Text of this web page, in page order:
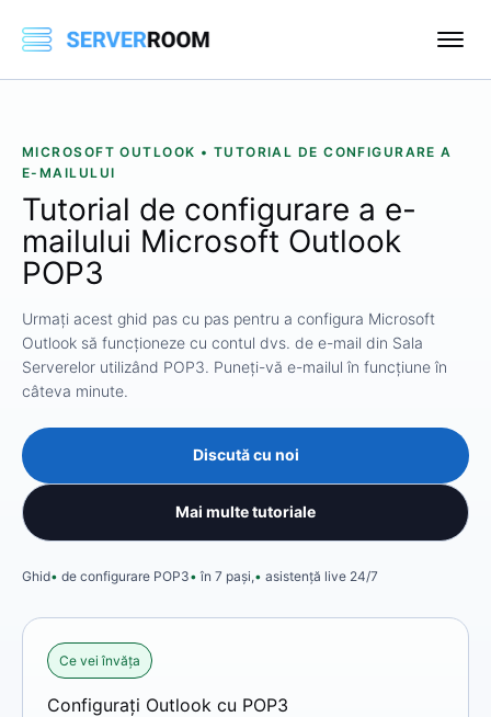
MICROSOFT OUTLOOK • TUTORIAL DE CONFIGURARE A
E-MAILULUI
Tutorial de configurare a e-
mailului Microsoft Outlook
POP3
Urmați acest ghid pas cu pas pentru a configura Microsoft
Outlook să funcționeze cu contul dvs. de e-mail din Sala
Serverelor utilizând POP3. Puneți-vă e-mailul în funcțiune în
câteva minute.
Discută cu noi
Mai multe tutoriale
Ghid de configurare POP3 în 7 pași, asistență live 24/7
Ce vei învăța
Configurați Outlook cu POP3